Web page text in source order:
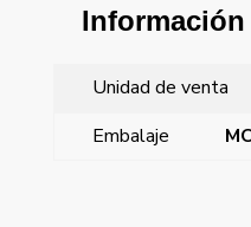
Unidad de venta
Embalaje